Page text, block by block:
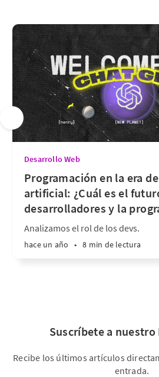
Desarrollo Web
Programación en la era
artificial: ¿Cuál es el
desarrolladores y la
Analizamos el rol de los devs.
hace un año • 8 min de lectura
Suscríbete a
Recibe los últimos artículos
entrada.